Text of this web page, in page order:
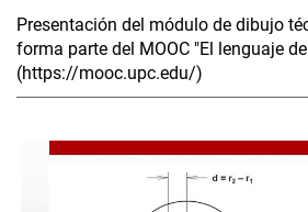
Presentación del módulo de dibujo
forma parte del MOOC "El lenguaje
(https://mooc.upc.edu/)